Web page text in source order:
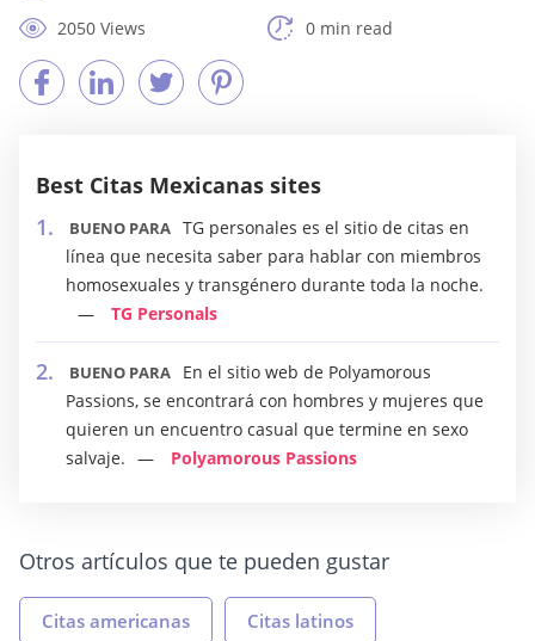
2050 Views
0 min read
Best Citas Mexicanas sites
BUENO PARA TG personales es el sitio de citas en
línea que necesita saber para hablar con miembros
homosexuales y transgénero durante toda la noche.
TG Personals
BUENO PARA
En el sitio web de Polyamorous
Passions, se encontrará con hombres y mujeres que
quieren un encuentro casual que termine en sexo
salvaje.
Polyamorous Passions
Otros artículos que te pueden gustar
Citas americanas Citas latinos